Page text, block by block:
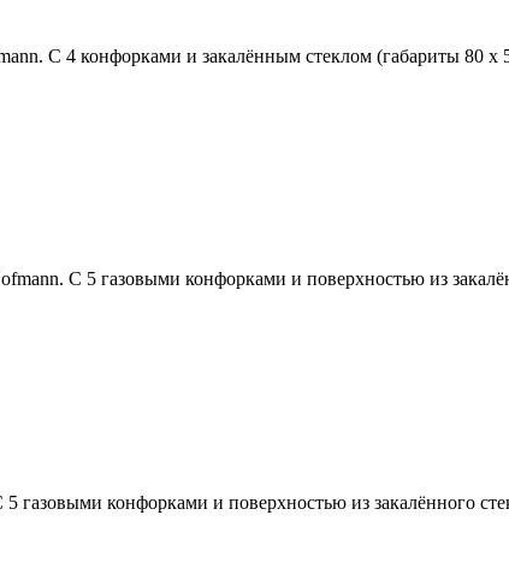
С 4 конфорками и закалённым стеклом (габариты 80 х
С 5 газовыми конфорками и поверхностью из
конфорками и поверхностью из закалённого